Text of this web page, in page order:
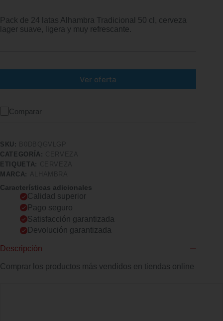
Pack de 24 latas Alhambra Tradicional 50 cl, cerveza
lager suave, ligera y muy refrescante.
Ver oferta
Comparar
SKU:
CATEGORÍA:
ETIQUETA:
MARCA:
Características adicionales
Calidad superior
Pago seguro
Satisfacción garantizada
Devolución garantizada
Descripción
Comprar los productos más vendidos en tiendas online